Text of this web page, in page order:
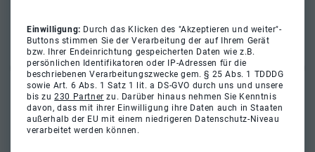
Einwilligung: Durch das Klicken des "Akzeptieren und weiter"-
Buttons stimmen Sie der Verarbeitung der auf Ihrem Gerät
bzw. Ihrer Endeinrichtung gespeicherten Daten wie z.B.
persönlichen Identifikatoren oder IP-Adressen für die
beschriebenen Verarbeitungszwecke gem. § 25 Abs. 1 TDDDG
sowie Art. 6 Abs. 1 Satz 1 lit. a DS-GVO durch uns und unsere
bis zu230 Partner zu. Darüber hinaus nehmen Sie Kenntnis
davon, dass mit ihrer Einwilligung ihre Daten auch in Staaten
außerhalb der EU mit einem niedrigeren Datenschutz-Niveau
verarbeitet werden können.